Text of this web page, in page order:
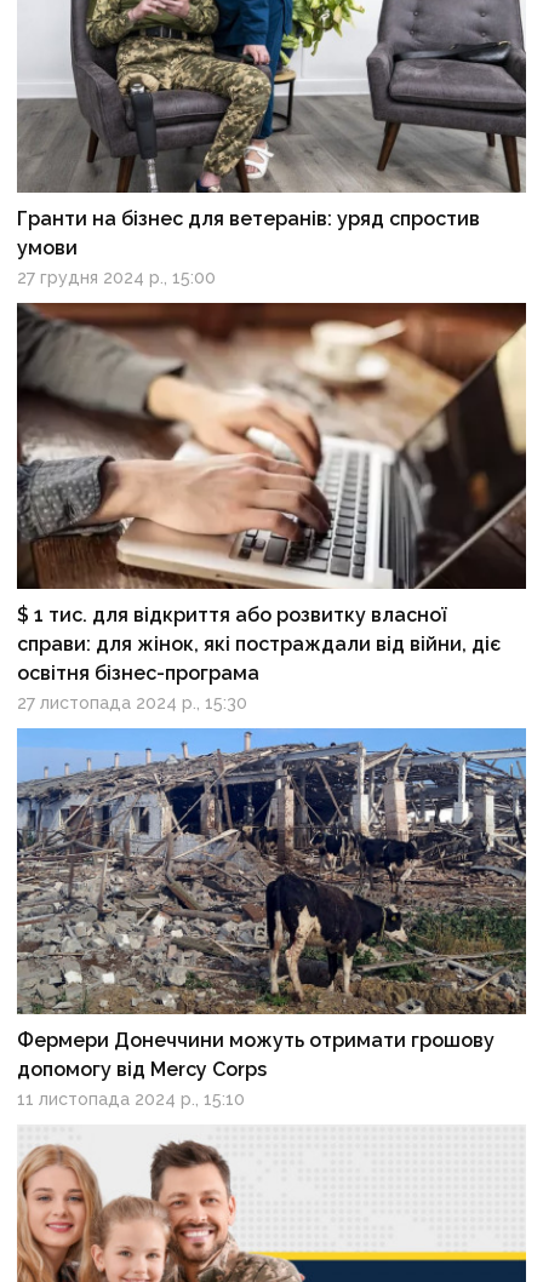
Гранти на бізнес для ветеранів: уряд спростив
умови
27 грудня 2024 р., 15:00
$ 1 тис. для відкриття або розвитку власної
справи: для жінок, які постраждали від війни, діє
освітня бізнес-програма
27 листопада 2024 р., 15:30
Фермери Донеччини можуть отримати грошову
допомогу від Mercy Corps
11 листопада 2024 р., 15:10